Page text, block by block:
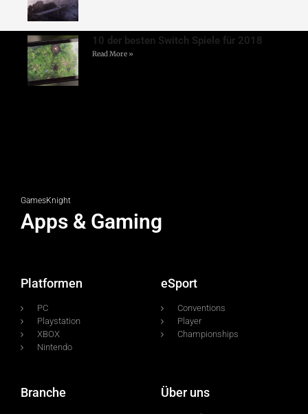
10 der besten Switch Spiele für 2018
Read More »
GamesKnight
Apps & Gaming
Platformen
PC
Playstation
XBOX
Nintendo
eSport
Conventions
Player
Championships
Branche Über uns